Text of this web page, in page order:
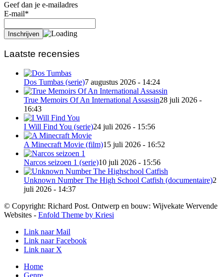
Geef dan je e-mailadres
E-mail*
Laatste recensies
Dos Tumbas (serie)7 augustus 2026 - 14:24
True Memoirs Of An International Assassin28 juli 2026 -
16:43
I Will Find You (serie)24 juli 2026 - 15:56
A Minecraft Movie (film)15 juli 2026 - 16:52
Narcos seizoen 1 (serie)10 juli 2026 - 15:56
Unknown Number The High School Catfish (documentaire)2
juli 2026 - 14:37
© Copyright: Richard Post. Ontwerp en bouw: Wijvekate Wervende
Websites - Enfold Theme by Kriesi
Link naar Mail
Link naar Facebook
Link naar X
Home
Genre